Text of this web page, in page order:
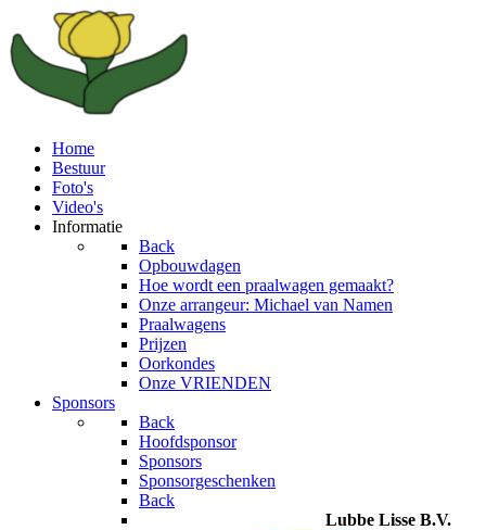
Home
Bestuur
Foto's
Video's
Informatie
Back
Opbouwdagen
Hoe wordt een praalwagen gemaakt?
Onze arrangeur: Michael van Namen
Praalwagens
Prijzen
Oorkondes
Onze VRIENDEN
Sponsors
Back
Hoofdsponsor
Sponsors
Sponsorgeschenken
Back
Lubbe Lisse B.V.